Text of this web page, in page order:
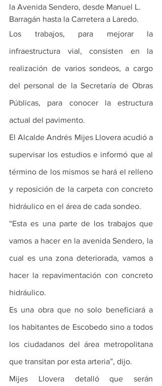
la Avenida Sendero, desde Manuel L.
Barragán hasta la Carretera a Laredo.
Los trabajos, para mejorar la
infraestructura vial, consisten en la
realización de varios sondeos, a cargo
del personal de la Secretaría de Obras
Públicas, para conocer la estructura
actual del pavimento.
El Alcalde Andrés Mijes Llovera acudió a
supervisar los estudios e informó que al
término de los mismos se hará el relleno
y reposición de la carpeta con concreto
hidráulico en el área de cada sondeo.
“Esta es una parte de los trabajos que
vamos a hacer en la avenida Sendero, la
cual es una zona deteriorada, vamos a
hacer la repavimentación con concreto
hidráulico.
Es una obra que no solo beneficiará a
los habitantes de Escobedo sino a todos
los ciudadanos del área metropolitana
que transitan por esta arteria”, dijo.
Mijes Llovera detalló que serán